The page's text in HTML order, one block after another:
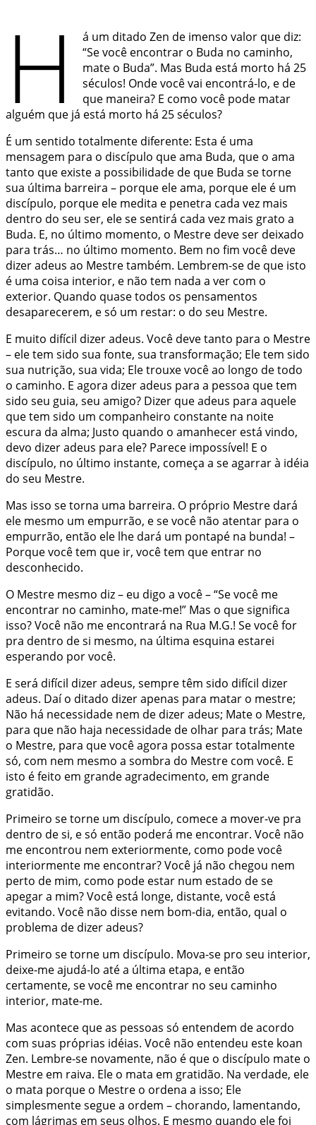
H á um ditado Zen de imenso valor que diz:
“Se você encontrar o Buda no caminho,
mate o Buda”. Mas Buda está morto há 25
séculos! Onde você vai encontrá-lo, e de
que maneira? E como você pode matar
alguém que já está morto há 25 séculos?
É um sentido totalmente diferente: Esta é uma
mensagem para o discípulo que ama Buda, que o ama
tanto que existe a possibilidade de que Buda se torne
sua última barreira – porque ele ama, porque ele é um
discípulo, porque ele medita e penetra cada vez mais
dentro do seu ser, ele se sentirá cada vez mais grato a
Buda. E, no último momento, o Mestre deve ser deixado
para trás… no último momento. Bem no fim você deve
dizer adeus ao Mestre também. Lembrem-se de que isto
é uma coisa interior, e não tem nada a ver com o
exterior. Quando quase todos os pensamentos
desaparecerem, e só um restar: o do seu Mestre.
E muito difícil dizer adeus. Você deve tanto para o Mestre
– ele tem sido sua fonte, sua transformação; Ele tem sido
sua nutrição, sua vida; Ele trouxe você ao longo de todo
o caminho. E agora dizer adeus para a pessoa que tem
sido seu guia, seu amigo? Dizer que adeus para aquele
que tem sido um companheiro constante na noite
escura da alma; Justo quando o amanhecer está vindo,
devo dizer adeus para ele? Parece impossível! E o
discípulo, no último instante, começa a se agarrar à idéia
do seu Mestre.
Mas isso se torna uma barreira. O próprio Mestre dará
ele mesmo um empurrão, e se você não atentar para o
empurrão, então ele lhe dará um pontapé na bunda! –
Porque você tem que ir, você tem que entrar no
desconhecido.
O Mestre mesmo diz – eu digo a você – “Se você me
encontrar no caminho, mate-me!” Mas o que significa
isso? Você não me encontrará na Rua M.G.! Se você for
pra dentro de si mesmo, na última esquina estarei
esperando por você.
E será difícil dizer adeus, sempre têm sido difícil dizer
adeus. Daí o ditado dizer apenas para matar o mestre;
Não há necessidade nem de dizer adeus; Mate o Mestre,
para que não haja necessidade de olhar para trás; Mate
o Mestre, para que você agora possa estar totalmente
só, com nem mesmo a sombra do Mestre com você. E
isto é feito em grande agradecimento, em grande
gratidão.
Primeiro se torne um discípulo, comece a mover-ve pra
dentro de si, e só então poderá me encontrar. Você não
me encontrou nem exteriormente, como pode você
interiormente me encontrar? Você já não chegou nem
perto de mim, como pode estar num estado de se
apegar a mim? Você está longe, distante, você está
evitando. Você não disse nem bom-dia, então, qual o
problema de dizer adeus?
Primeiro se torne um discípulo. Mova-se pro seu interior,
deixe-me ajudá-lo até a última etapa, e então
certamente, se você me encontrar no seu caminho
interior, mate-me.
Mas acontece que as pessoas só entendem de acordo
com suas próprias idéias. Você não entendeu este koan
Zen. Lembre-se novamente, não é que o discípulo mate o
Mestre em raiva. Ele o mata em gratidão. Na verdade, ele
o mata porque o Mestre o ordena a isso; Ele
simplesmente segue a ordem – chorando, lamentando,
com lágrimas em seus olhos. E mesmo quando ele foi